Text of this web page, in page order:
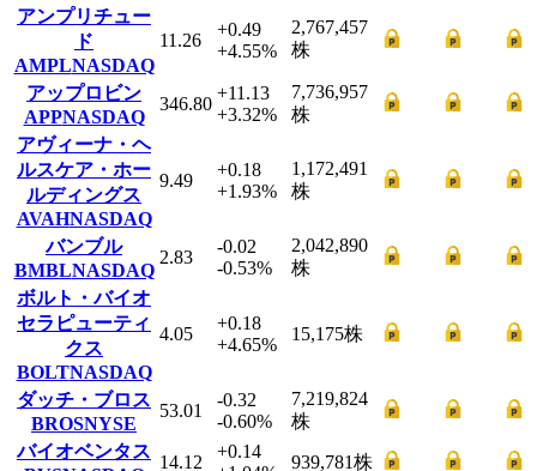
アンプリチュー
ド
AMPLNASDAQ
11.26
+0.49
+4.55%
2,767,457
株
アップロビン
APPNASDAQ
346.80
+11.13
+3.32%
7,736,957
株
アヴィーナ・ヘ
ルスケア・ホー
ルディングス
AVAHNASDAQ
9.49
+0.18
+1.93%
1,172,491
株
バンブル
BMBLNASDAQ
2.83
-0.02
-0.53%
2,042,890
株
ボルト・バイオ
セラピューティ
クス
BOLTNASDAQ
4.05
+0.18
+4.65%
15,175株
ダッチ・ブロス
BROSNYSE
53.01
-0.32
-0.60%
7,219,824
株
バイオベンタス
14.12
+0.14
939,781株